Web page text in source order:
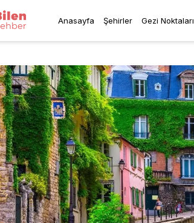
Anasayfa Şehirler Gezi Noktaları